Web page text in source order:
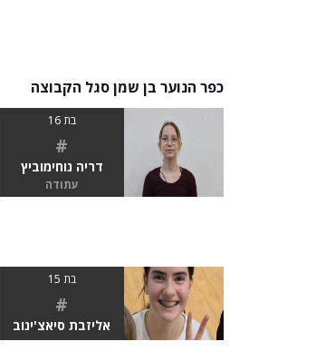
כפר הנוער בן שמן סגל הקבוצה
בת 16
#
דריה נוחימוביץ
עתודה
בת 15
#
אליזבת סיאצ'ינוב